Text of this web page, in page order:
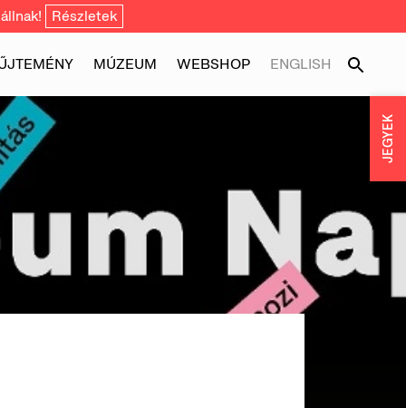
Részletek
MÚZEUM WEBSHOP ENGLISH
JEGYEK